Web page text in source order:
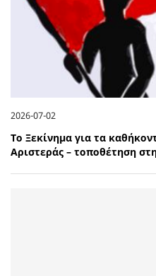
2026-07-02
Το Ξεκίνημα για τα
Αριστεράς – τοποθέτηση